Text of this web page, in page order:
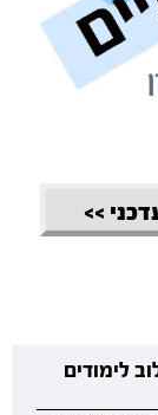
>>
לימודים